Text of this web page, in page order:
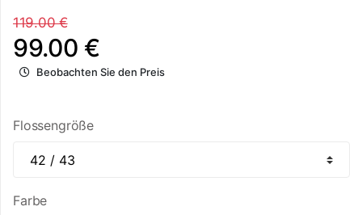
119.00 €
99.00 €
Beobachten Sie den Preis
Flossengröße
Farbe